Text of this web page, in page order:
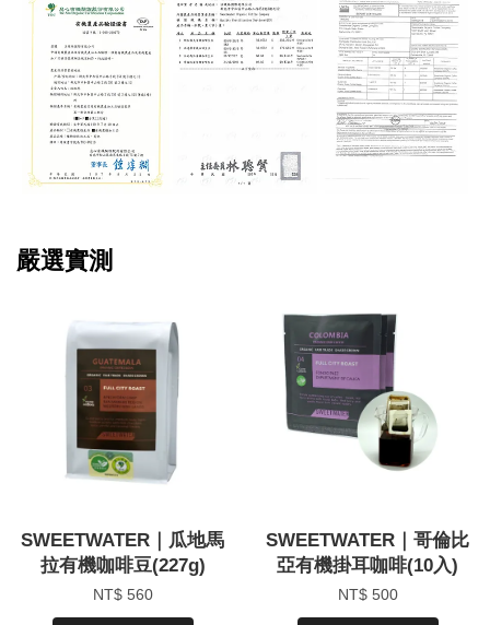
嚴選實測
SWEETWATER｜瓜地馬
拉有機咖啡豆(227g)
NT$ 560
SWEETWATER｜哥倫比
亞有機掛耳咖啡(10入)
NT$ 500